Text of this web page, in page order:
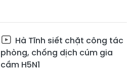
Hà Tĩnh siết chặt công tác
phòng, chống dịch cúm gia
cầm H5N1